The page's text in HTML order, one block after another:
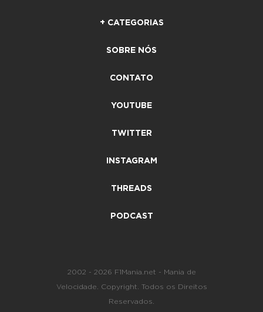
+ CATEGORIAS
SOBRE NÓS
CONTATO
YOUTUBE
TWITTER
INSTAGRAM
THREADS
PODCAST
2002 - 2026 F1Mania.net - Mania de
Velocidade. Copyright. Todos os Direitos
Reservados.